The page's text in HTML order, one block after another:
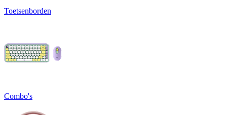
Toetsenborden
Combo's